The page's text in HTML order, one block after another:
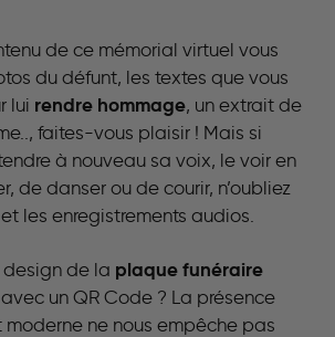
de ce mémorial virtuel vous
du défunt, les textes que vous
lui rendre hommage, un extrait de
faites-vous plaisir ! Mais si
à nouveau sa voix, le voir en
de danser ou de courir, n’oubliez
les enregistrements audios.
design de la plaque funéraire
avec un QR Code ? La présence
ne nous empêche pas